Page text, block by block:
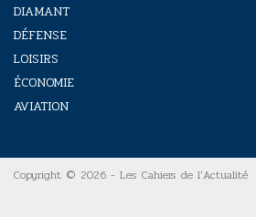
DIAMANT
DÉFENSE
LOISIRS
ÉCONOMIE
AVIATION
Copyright © 2026 - Les Cahiers de l'Actualité